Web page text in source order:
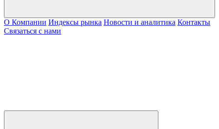
О Компании Индексы рынка Новости и аналитика Контакты
Связаться с нами